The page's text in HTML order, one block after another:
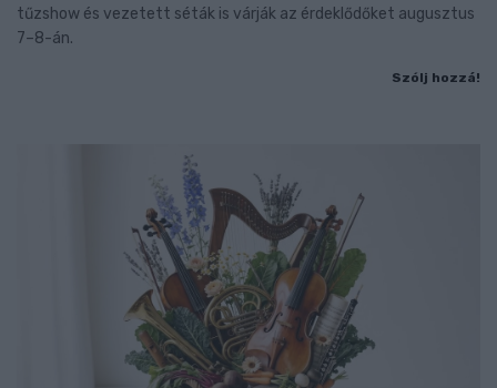
tűzshow és vezetett séták is várják az érdeklődőket augusztus
7–8-án.
Szólj hozzá!